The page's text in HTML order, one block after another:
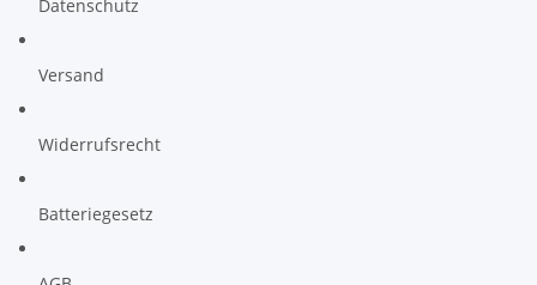
Datenschutz
Versand
Widerrufsrecht
Batteriegesetz